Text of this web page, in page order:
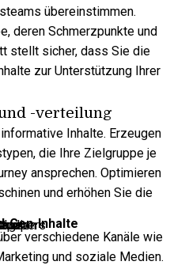
übereinstimmen.
deren Schmerzpunkte und
stellt sicher, dass Sie die
zur Unterstützung Ihrer
-verteilung
Inhalte. Erzeugen
die Ihre Zielgruppe je
ansprechen. Optimieren
und erhöhen Sie die
Gen-Inhalte
verschiedene Kanäle wie
und soziale Medien.